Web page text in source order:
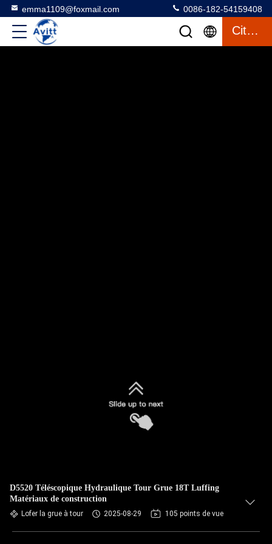
emma1109@foxmail.com 0086-182-54159408
Citation
D5520 Téléscopique Hydraulique Tour Grue 18T Luffing
Matériaux de construction
Lofer la grue à tour 2025-08-29 105 points de vue